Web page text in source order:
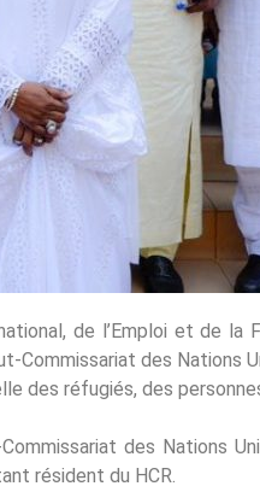
de l’Emploi et de
des Nations
des réfugiés, des
des Nations
résident du HCR.